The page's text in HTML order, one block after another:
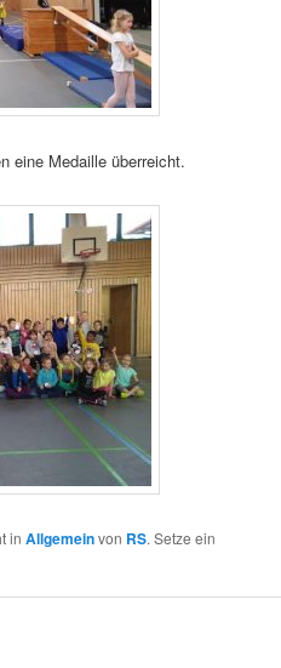
eine Medaille überreicht.
inAllgemeinvon RS. Setze ein